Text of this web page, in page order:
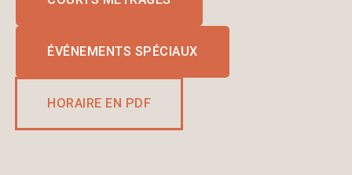
ÉVÉNEMENTS SPÉCIAUX
HORAIRE EN PDF